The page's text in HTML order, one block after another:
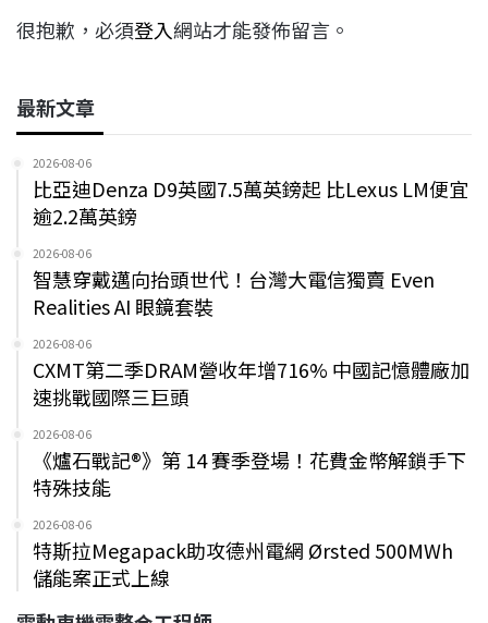
很抱歉，必須登入網站才能發佈留言。
最新文章
2026-08-06
比亞迪Denza D9英國7.5萬英鎊起 比Lexus LM便宜
逾2.2萬英鎊
2026-08-06
智慧穿戴邁向抬頭世代！台灣大電信獨賣 Even
Realities AI 眼鏡套裝
2026-08-06
CXMT第二季DRAM營收年增716% 中國記憶體廠加
速挑戰國際三巨頭
2026-08-06
《爐石戰記®》第 14 賽季登場！花費金幣解鎖手下
特殊技能
2026-08-06
特斯拉Megapack助攻德州電網 Ørsted 500MWh
儲能案正式上線